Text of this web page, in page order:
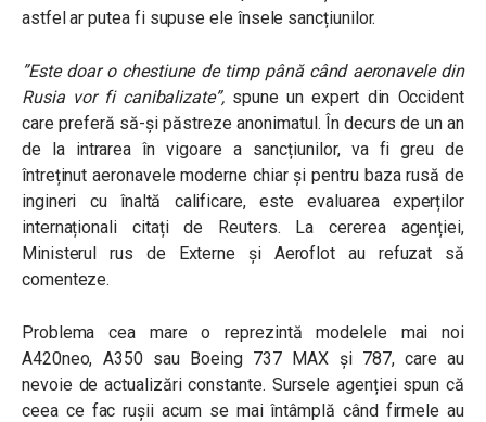
astfel ar putea fi supuse ele însele sancțiunilor.
”Este doar o chestiune de timp până când aeronavele din
Rusia vor fi canibalizate”,spune un expert din Occident
care preferă să-și păstreze anonimatul. În decurs de un an
de la intrarea în vigoare a sancțiunilor, va fi greu de
întreținut aeronavele moderne chiar și pentru baza rusă de
ingineri cu înaltă calificare, este evaluarea experților
internaționali citați de Reuters. La cererea agenției,
Ministerul rus de Externe și Aeroflot au refuzat să
comenteze.
Problema cea mare o reprezintă modelele mai noi
A420neo, A350 sau Boeing 737 MAX și 787, care au
nevoie de actualizări constante. Sursele agenției spun că
ceea ce fac rușii acum se mai întâmplă când firmele au